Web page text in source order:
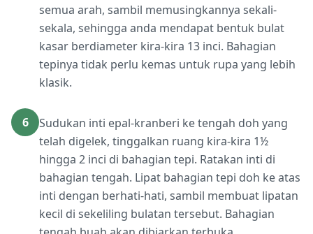
semua arah, sambil memusingkannya sekali-
sekala, sehingga anda mendapat bentuk bulat
kasar berdiameter kira-kira 13 inci. Bahagian
tepinya tidak perlu kemas untuk rupa yang lebih
klasik.
6
Sudukan inti epal-kranberi ke tengah doh yang
telah digelek, tinggalkan ruang kira-kira 1½
hingga 2 inci di bahagian tepi. Ratakan inti di
bahagian tengah. Lipat bahagian tepi doh ke atas
inti dengan berhati-hati, sambil membuat lipatan
kecil di sekeliling bulatan tersebut. Bahagian